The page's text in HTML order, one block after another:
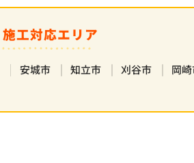
施工対応エリア
安城市 知立市 刈谷市
岡